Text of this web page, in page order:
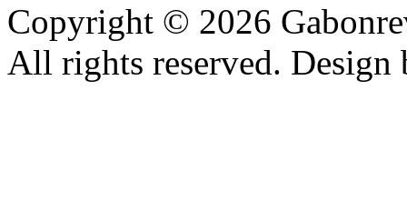
Copyright © 2026
All rights reserved.